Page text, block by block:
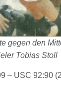
gegen den
Tobias Stoll
– USC 92:90